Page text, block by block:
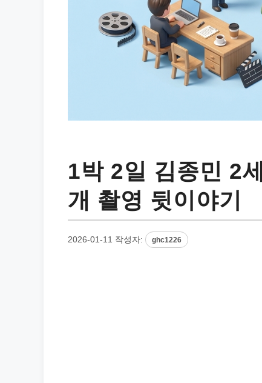
1박 2일 김종민 2
개 촬영 뒷이야기
2026-01-11 작성자: ghc1226